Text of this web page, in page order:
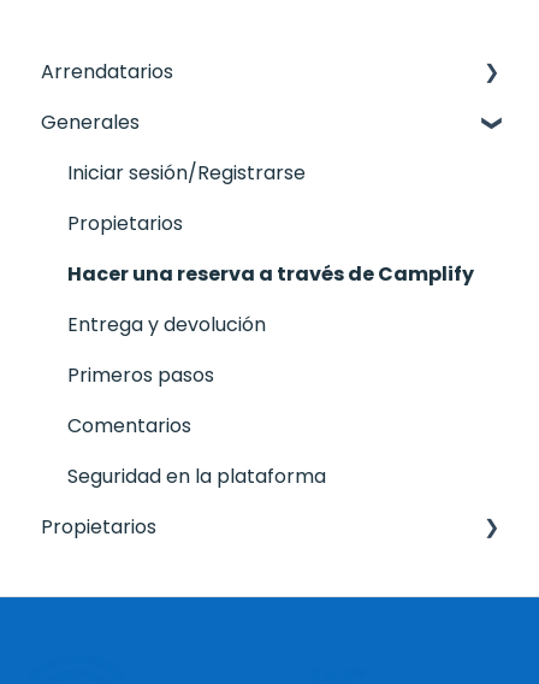
Arrendatarios
Pago de la reserva
Entrega y devolución
Cobertura Avería, Daños, Accidente del
Generales
Iniciar sesión/Registrarse
Propietarios
Hacer una reserva a través de Camplify
Entrega y devolución
Primeros pasos
Comentarios
Seguridad en la plataforma
Propietarios